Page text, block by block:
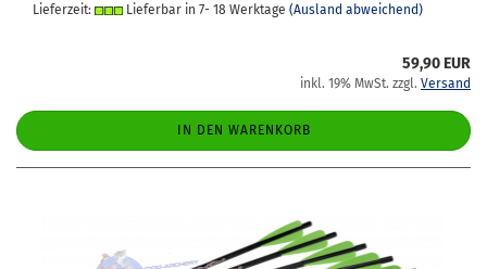
Lieferzeit:
Lieferbar in 7- 18 Werktage (Ausland abweichend)
59,90 EUR
inkl. 19% MwSt. zzgl. Versand
IN DEN WARENKORB